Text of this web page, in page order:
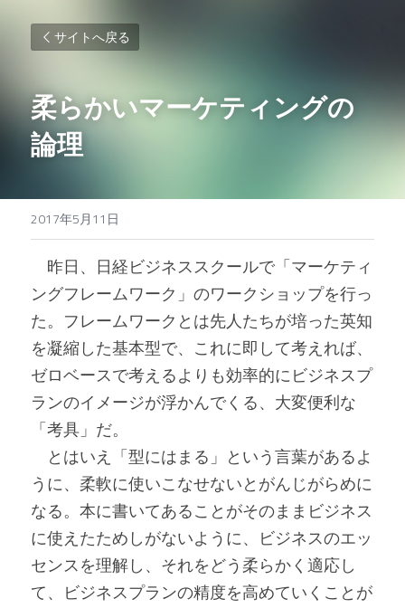
サイトへ戻る
柔らかいマーケティングの
論理
2017年5月11日
昨日、日経ビジネススクールで「マーケティ
ングフレームワーク」のワークショップを行っ
た。フレームワークとは先人たちが培った英知
を凝縮した基本型で、これに即して考えれば、
ゼロベースで考えるよりも効率的にビジネスプ
ランのイメージが浮かんでくる、大変便利な
「考具」だ。
とはいえ「型にはまる」という言葉があるよ
うに、柔軟に使いこなせないとがんじがらめに
なる。本に書いてあることがそのままビジネス
に使えたためしがないように、ビジネスのエッ
センスを理解し、それをどう柔らかく適応し
て、ビジネスプランの精度を高めていくことが